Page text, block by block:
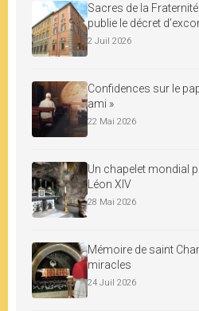
Sacres de la
publie le décret
2 Juil 2026
Confidences sur le
ami »
22 Mai 2026
Un chapelet mondial
Léon XIV
28 Mai 2026
Mémoire de saint
miracles
24 Juil 2026